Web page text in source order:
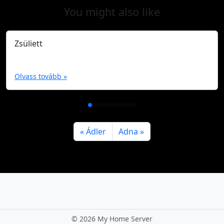
You might also like
Zsüliett
Olvass tovább »
Ádler Adna
© 2026 My Home Server